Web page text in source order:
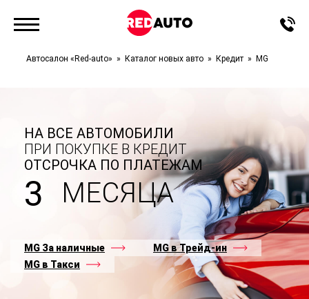
Автосалон «Red-auto» Каталог новых авто Кредит MG
НА ВСЕ АВТОМОБИЛИ
ПРИ ПОКУПКЕ В КРЕДИТ
ОТСРОЧКА ПО ПЛАТЕЖАМ
3 МЕСЯЦА
MG За наличные
MG в Трейд-ин
MG в Такси